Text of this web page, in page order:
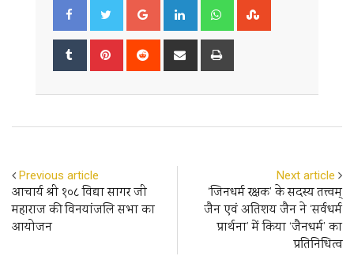
Google+ LinkedIn Whatsapp
Tumblr Pinterest Reddit
Share
Previous article
आचार्य श्री १०८ विद्या सागर जी
महाराज की विनयांजलि सभा का
आयोजन
Next article
‘जिनधर्म रक्षक’ के सदस्य तत्त्वम्
जैन एवं अतिशय जैन ने ‘सर्वधर्म
प्रार्थना’ में किया ‘जैनधर्म’ का
प्रतिनिधित्व